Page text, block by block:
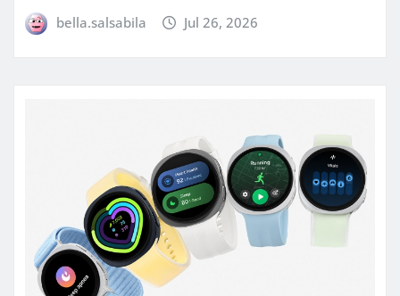
bella.salsabila Jul 26, 2026